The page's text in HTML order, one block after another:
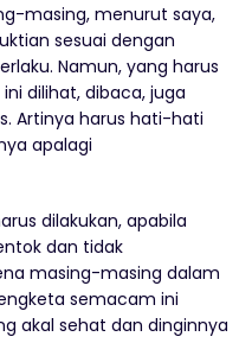
masing, menurut saya,
sesuai dengan
Namun, yang harus
dilihat, dibaca, juga
Artinya harus hati-hati
apalagi
dilakukan, apabila
dan tidak
masing-masing dalam
semacam ini
akal sehat dan dinginnya